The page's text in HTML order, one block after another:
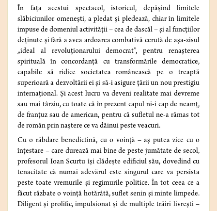
În fața acestui spectacol, istoricul, depășind limitele
slăbiciunilor omenești, a pledat și pledează, chiar în limitele
impuse de domeniul activității – cea de dascăl – și al funcțiilor
deținute și fără a avea ardoarea combativă cerută de așa-zisul
„ideal al revoluționarului democrat”, pentru renașterea
spirituală în concordanță cu transformările democratice,
capabile să ridice societatea românească pe o treaptă
superioară a dezvoltării ei și să-i asigure țării un nou prestigiu
internațional. Și acest lucru va deveni realitate mai devreme
sau mai târziu, cu toate că în prezent capul ni-i cap de neamț,
de franțuz sau de american, pentru că sufletul ne-a rămas tot
de român prin naștere ce va dăinui peste veacuri.
Cu o răbdare benedictină, cu o voință – aș putea zice cu o
înțestare – care durează mai bine de peste jumătate de secol,
profesorul Ioan Scurtu își clădește edificiul său, dovedind cu
tenacitate că numai adevărul este singurul care va persista
peste toate vremurile și regimurile politice. În tot ceea ce a
făcut răzbate o voință hotărâtă, suflet senin și minte limpede.
Diligent și prolific, impulsionat și de multiple trăiri livrești –